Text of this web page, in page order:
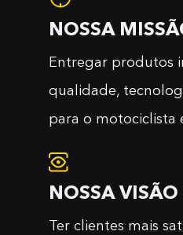
NOSSA
Entregar produtos
qualidade,
para o motociclista
NOSSA VISÃO
Ter clientes mais